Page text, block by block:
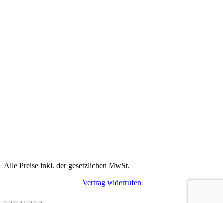
Alle Preise inkl. der gesetzlichen MwSt.
Vertrag widerrufen